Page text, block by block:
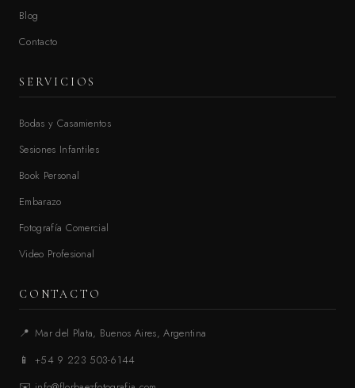
Blog
Contacto
SERVICIOS
Bodas y Casamientos
Sesiones Infantiles
Book Personal
Embarazo
Fotografía Comercial
Video Profesional
CONTACTO
📍 Mar del Plata, Buenos Aires, Argentina
📱
+54 9 223 503-6144